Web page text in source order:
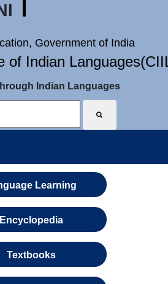
Government of India
of Indian
Indian Languages
Learning
Encyclopedia
Textbooks